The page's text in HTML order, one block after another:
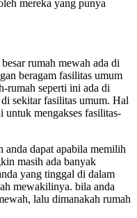
mereka yang punya
rumah mewah ada di
beragam fasilitas umum
rumah seperti ini ada di
sekitar fasilitas umum. Hal
untuk mengakses fasilitas-
anda dapat apabila memilih
masih ada banyak
yang tinggal di dalam
mewakilinya. bila anda
lalu dimanakah rumah